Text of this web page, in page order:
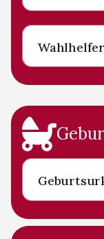
Wahlhelfer